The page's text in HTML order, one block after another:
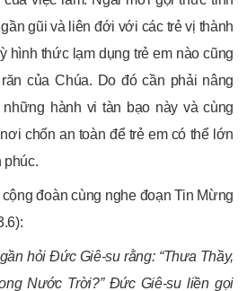
gũi và liên đới với các trẻ vị thành
hình thức lạm dụng trẻ em nào cũng
của Chúa. Do đó cần phải nâng
hành vi tàn bạo này và cùng
chốn an toàn để trẻ em có thể lớn
phúc.
đoàn cùng nghe đoạn Tin Mừng
hỏi Đức Giê-su rằng: “Thưa Thầy,
Nước Trời?” Đức Giê-su liền gọi